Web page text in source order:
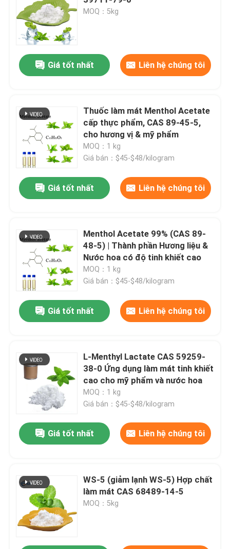
hương vị và hương thơm
Hương vị tổng hợp
Tinh dầu thực vật tự nhiên
chiết xuất thực vật tinh khiết
Chất làm ngọt
bột trái cây
bột đông khô
Dầu hữu cơ
Các thành phần giảm cân tự nhiên
Màu sắc tố tự nhiên
MOQ：5kg
Giá tốt nhất Liên hệ chúng tôi
Thuốc làm mát Menthol Acetate
cấp thực phẩm, CAS 89-45-5,
cho hương vị & mỹ phẩm
MOQ：1 kg
Giá bán：$45-$48/kilogram
Giá tốt nhất Liên hệ chúng tôi
Menthol Acetate 99% (CAS 89-
48-5) | Thành phần Hương liệu &
Nước hoa có độ tinh khiết cao
MOQ：1 kg
Giá bán：$45-$48/kilogram
Giá tốt nhất Liên hệ chúng tôi
L-Menthyl Lactate CAS 59259-
38-0 Ứng dụng làm mát tinh khiết
cao cho mỹ phẩm và nước hoa
MOQ：1 kg
Giá bán：$45-$48/kilogram
Giá tốt nhất Liên hệ chúng tôi
WS-5 (giảm lạnh WS-5) Hợp chất
làm mát CAS 68489-14-5
MOQ：5kg